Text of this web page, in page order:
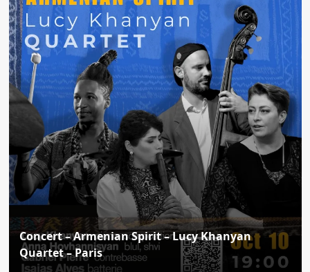
Concert – Armenian Spirit – Lucy Khanyan
Quartet – Paris